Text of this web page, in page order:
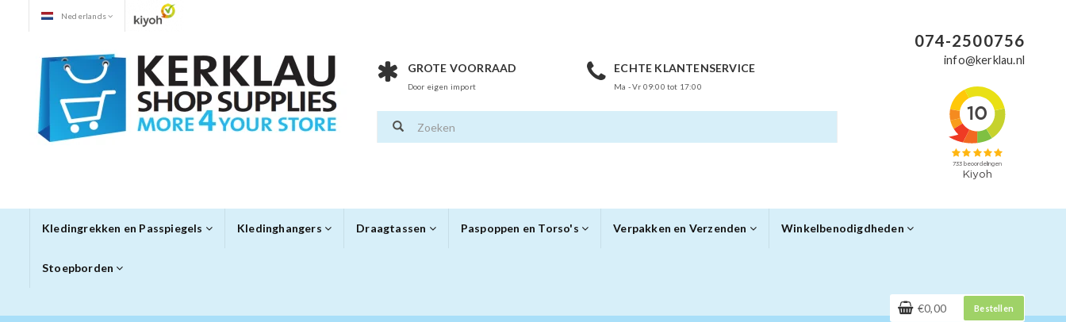
Nederlands
GROTE VOORRAAD
Door eigen import
ECHTE KLANTENSERVICE
Ma - Vr 09:00 tot 17:00
074-2500756
info@kerklau.nl
Kledingrekken en Passpiegels Kledinghangers Draagtassen Paspoppen en Torso's Verpakken en Verzenden Winkelbenodigdheden
Stoepborden
€0,00 Bestellen